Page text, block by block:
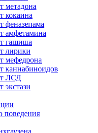
метадона
кокаина
феназепама
амфетамина
гашиша
лирики
мефедрона
каннабиноидов
ЛСД
экстази
поведения